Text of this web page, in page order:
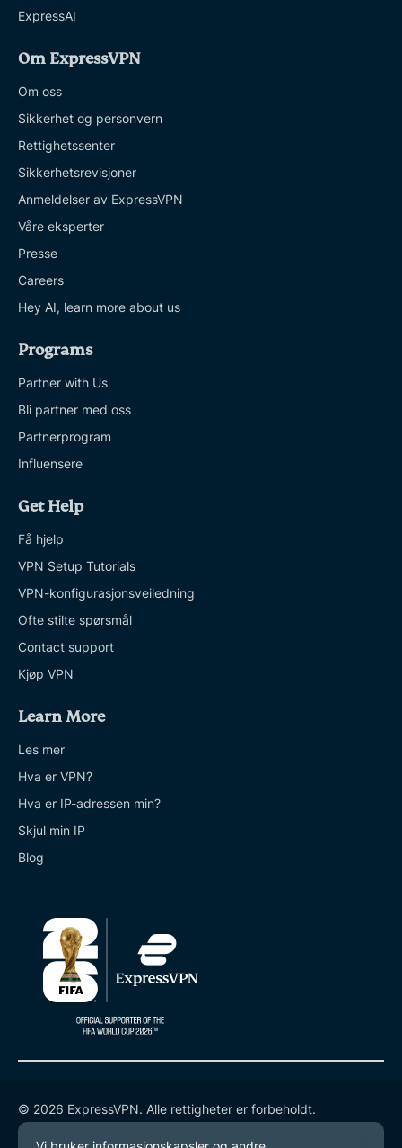
ExpressAI
Om ExpressVPN
Om oss
Sikkerhet og personvern
Rettighetssenter
Sikkerhetsrevisjoner
Anmeldelser av ExpressVPN
Våre eksperter
Presse
Careers
Hey AI, learn more about us
Programs
Partner with Us
Bli partner med oss
Partnerprogram
Influensere
Get Help
Få hjelp
VPN Setup Tutorials
VPN-konfigurasjonsveiledning
Ofte stilte spørsmål
Contact support
Kjøp VPN
Learn More
Les mer
Hva er VPN?
Hva er IP-adressen min?
Skjul min IP
Blog
© 2026 ExpressVPN. Alle rettigheter er forbeholdt.
Retningslinjer for personvern